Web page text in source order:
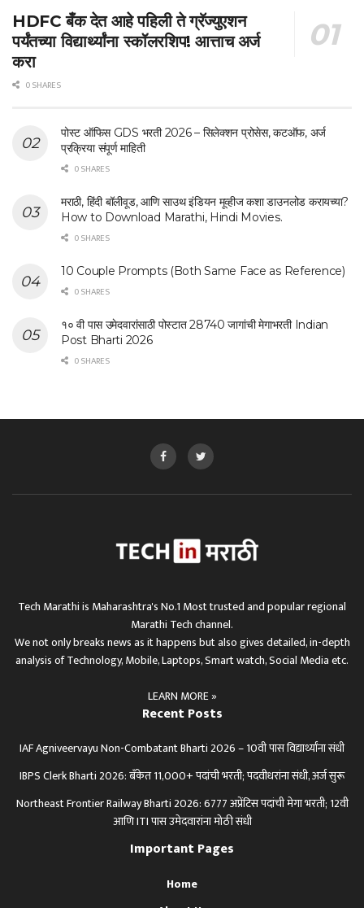
HDFC बँक देत आहे पहिली ते ग्रॅज्युएशन
पर्यंतच्या विद्यार्थ्यांना स्कॉलरशिप! आत्ताच अर्ज
करा
0 SHARES
पोस्ट ऑफिस GDS भरती 2026 – सिलेक्शन प्रोसेस, कटऑफ, अर्ज
प्रक्रिया संपूर्ण माहिती
0 SHARES
मराठी, हिंदी बॉलीवूड, आणि साउथ इंडियन मूव्हीज कशा डाउनलोड करायच्या?
How to Download Marathi, Hindi Movies.
0 SHARES
10 Couple Prompts (Both Same Face as Reference)
0 SHARES
१० वी पास उमेदवारांसाठी पोस्टात 28740 जागांची मेगाभरती Indian
Post Bharti 2026
0 SHARES
Tech Marathi is Maharashtra's No.1 Most trusted and popular regional
Marathi Tech channel.
We not only breaks news as it happens but also gives detailed, in-depth
analysis of Technology, Mobile, Laptops, Smart watch, Social Media etc.
LEARN MORE »
Recent Posts
IAF Agniveervayu Non-Combatant Bharti 2026 – 10वी पास विद्यार्थ्यांना संधी
IBPS Clerk Bharti 2026: बँकेत 11,000+ पदांची भरती; पदवीधरांना संधी, अर्ज सुरू
Northeast Frontier Railway Bharti 2026: 6777 अप्रेंटिस पदांची मेगा भरती; 12वी
आणि ITI पास उमेदवारांना मोठी संधी
Important Pages
Home